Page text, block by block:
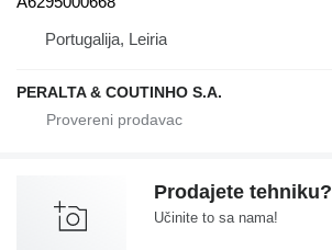
Portugalija, Leiria
PERALTA & COUTINHO S.A.
Prodajete tehniku?
Učinite to sa nama!